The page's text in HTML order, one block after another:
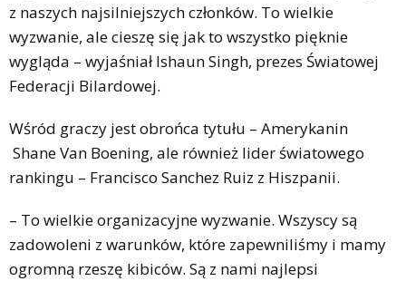
z naszych najsilniejszych członków. To wielkie
wyzwanie, ale cieszę się jak to wszystko pięknie
wygląda – wyjaśniał Ishaun Singh, prezes Światowej
Federacji Bilardowej.
Wśród graczy jest obrońca tytułu – Amerykanin
Shane Van Boening, ale również lider światowego
rankingu – Francisco Sanchez Ruiz z Hiszpanii.
– To wielkie organizacyjne wyzwanie. Wszyscy są
zadowoleni z warunków, które zapewniliśmy i mamy
ogromną rzeszę kibiców. Są z nami najlepsi